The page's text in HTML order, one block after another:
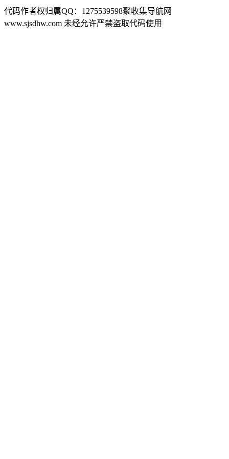
代码作者权归属QQ：1275539598聚收集导航网
www.sjsdhw.com 未经允许严禁盗取代码使用